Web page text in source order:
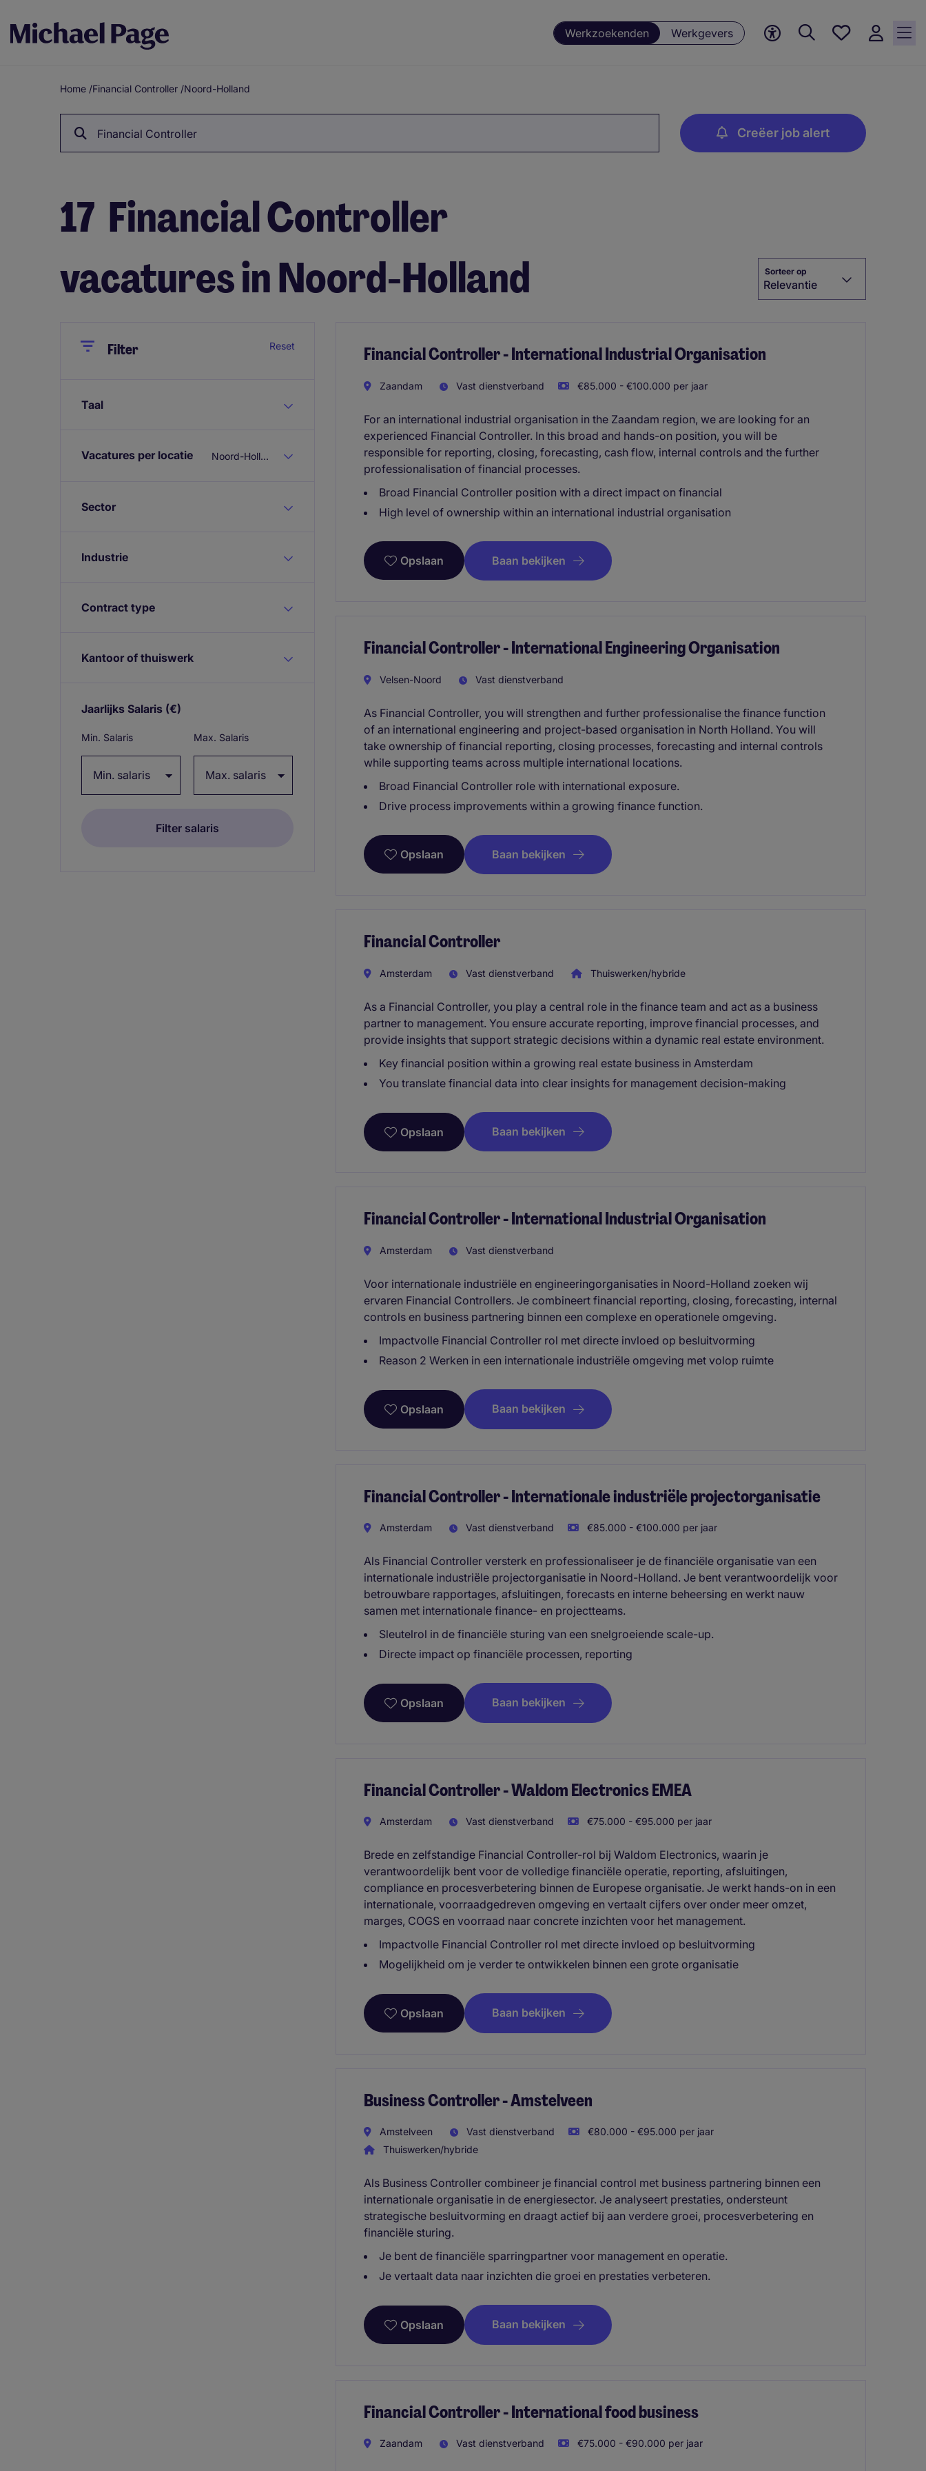
Werkzoekenden Werkgevers
Favorieten,
Breadcrumb
Home /Financial Controller /Noord-Holland
Financial Controller Creëer job alert
17 Financial Controller
vacatures in Noord-Holland
Sorteer op
Relevantie
CloseFilter Reset
Taal
Vacatures per locatie Noord-Holland
Sector
Industrie
Contract type
Kantoor of thuiswerk
Jaarlijks Salaris (€)
Min. Salaris Max. Salaris
Financial Controller - International Industrial Organisation
Zaandam Vast dienstverband €85.000 - €100.000 per jaar
For an international industrial organisation in the Zaandam region, we are looking for an
experienced Financial Controller. In this broad and hands-on position, you will be
responsible for reporting, closing, forecasting, cash flow, internal controls and the further
professionalisation of financial processes.
Broad Financial Controller position with a direct impact on financial
High level of ownership within an international industrial organisation
Opslaan Baan bekijken
Financial Controller - International Engineering Organisation
Velsen-Noord Vast dienstverband
As Financial Controller, you will strengthen and further professionalise the finance function
of an international engineering and project-based organisation in North Holland. You will
take ownership of financial reporting, closing processes, forecasting and internal controls
while supporting teams across multiple international locations.
Broad Financial Controller role with international exposure.
Drive process improvements within a growing finance function.
Opslaan Baan bekijken
Financial Controller
Amsterdam Vast dienstverband Thuiswerken/hybride
As a Financial Controller, you play a central role in the finance team and act as a business
partner to management. You ensure accurate reporting, improve financial processes, and
provide insights that support strategic decisions within a dynamic real estate environment.
Key financial position within a growing real estate business in Amsterdam
You translate financial data into clear insights for management decision-making
Opslaan Baan bekijken
Financial Controller - International Industrial Organisation
Amsterdam Vast dienstverband
Voor internationale industriële en engineeringorganisaties in Noord-Holland zoeken wij
ervaren Financial Controllers. Je combineert financial reporting, closing, forecasting, internal
controls en business partnering binnen een complexe en operationele omgeving.
Impactvolle Financial Controller rol met directe invloed op besluitvorming
Reason 2 Werken in een internationale industriële omgeving met volop ruimte
Opslaan Baan bekijken
Financial Controller - Internationale industriële projectorganisatie
Amsterdam Vast dienstverband €85.000 - €100.000 per jaar
Als Financial Controller versterk en professionaliseer je de financiële organisatie van een
internationale industriële projectorganisatie in Noord-Holland. Je bent verantwoordelijk voor
betrouwbare rapportages, afsluitingen, forecasts en interne beheersing en werkt nauw
samen met internationale finance- en projectteams.
Sleutelrol in de financiële sturing van een snelgroeiende scale-up.
Directe impact op financiële processen, reporting
Opslaan Baan bekijken
Financial Controller - Waldom Electronics EMEA
Amsterdam Vast dienstverband €75.000 - €95.000 per jaar
Brede en zelfstandige Financial Controller-rol bij Waldom Electronics, waarin je
verantwoordelijk bent voor de volledige financiële operatie, reporting, afsluitingen,
compliance en procesverbetering binnen de Europese organisatie. Je werkt hands-on in een
internationale, voorraadgedreven omgeving en vertaalt cijfers over onder meer omzet,
marges, COGS en voorraad naar concrete inzichten voor het management.
Impactvolle Financial Controller rol met directe invloed op besluitvorming
Mogelijkheid om je verder te ontwikkelen binnen een grote organisatie
Opslaan Baan bekijken
Business Controller - Amstelveen
Amstelveen Vast dienstverband
€80.000 - €95.000 per jaar
Thuiswerken/hybride
Als Business Controller combineer je financial control met business partnering binnen een
internationale organisatie in de energiesector. Je analyseert prestaties, ondersteunt
strategische besluitvorming en draagt actief bij aan verdere groei, procesverbetering en
financiële sturing.
Je bent de financiële sparringpartner voor management en operatie.
Je vertaalt data naar inzichten die groei en prestaties verbeteren.
Opslaan Baan bekijken
Financial Controller - International food business
Zaandam Vast dienstverband €75.000 - €90.000 per jaar